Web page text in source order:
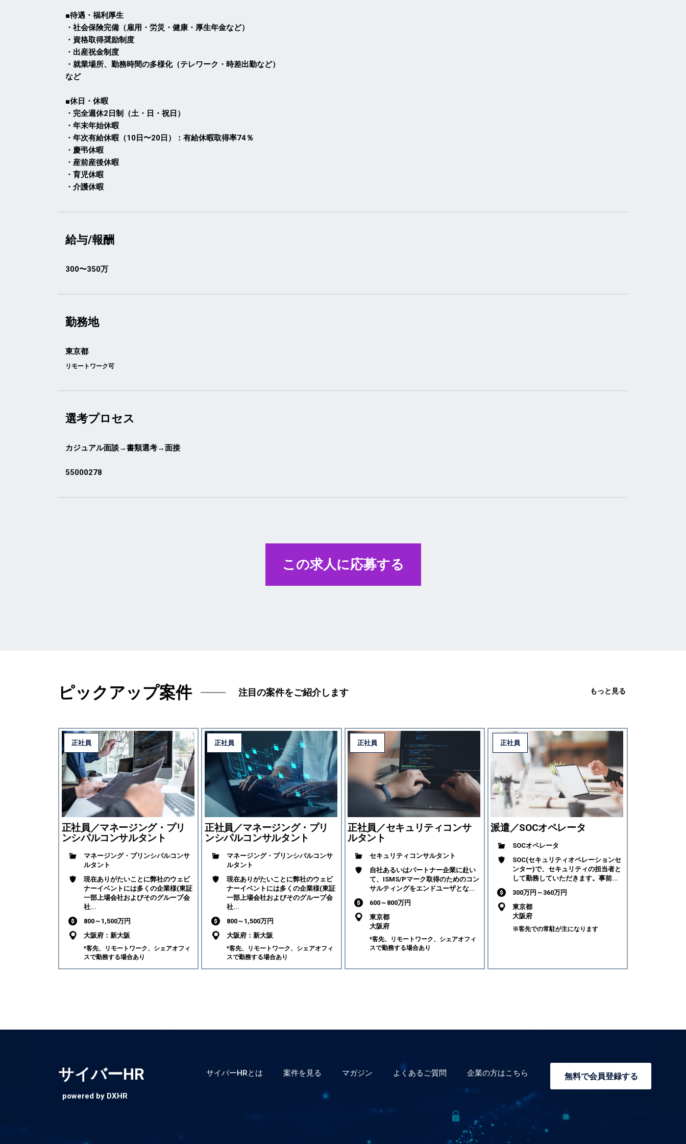
■待遇・福利厚生
・社会保険完備（雇用・労災・健康・厚生年金など）
・資格取得奨励制度
・出産祝金制度
・就業場所、勤務時間の多様化（テレワーク・時差出勤など）
など
■休日・休暇
・完全週休2日制（土・日・祝日）
・年末年始休暇
・年次有給休暇（10日〜20日）：有給休暇取得率74％
・慶弔休暇
・産前産後休暇
・育児休暇
・介護休暇
給与/報酬
300〜350万
勤務地
東京都
リモートワーク可
選考プロセス
カジュアル面談→書類選考→面接
55000278
この求人に応募する
もっと見る
ピックアップ案件 注目の案件をご紹介します
正社員／マネージング・プリ
ンシパルコンサルタント
正社員
マネージング・プリンシパルコンサ
ルタント
現在ありがたいことに弊社のウェビ
ナーイベントには多くの企業様(東証
一部上場会社およびそのグループ会
社...
800～1,500万円
大阪府：新大阪
*客先、リモートワーク、シェアオフィ
スで勤務する場合あり
正社員／マネージング・プリ
ンシパルコンサルタント
正社員
マネージング・プリンシパルコンサ
ルタント
現在ありがたいことに弊社のウェビ
ナーイベントには多くの企業様(東証
一部上場会社およびそのグループ会
社...
800～1,500万円
大阪府：新大阪
*客先、リモートワーク、シェアオフィ
スで勤務する場合あり
正社員／セキュリティコンサ
ルタント
正社員
セキュリティコンサルタント
自社あるいはパートナー企業に赴い
て、ISMS/Pマーク取得のためのコン
サルティングをエンドユーザとな...
600～800万円
東京都
大阪府
*客先、リモートワーク、シェアオフィ
スで勤務する場合あり
派遣／SOCオペレータ
正社員
SOCオペレータ
SOC(セキュリティオペレーションセ
ンター)で、セキュリティの担当者と
して勤務していただきます。事前...
300万円～360万円
東京都
大阪府
※客先での常駐が主になります
サイバーHR
powered by DXHR
サイバーHRとは 案件を見る マガジン よくあるご質問 企業の方はこちら 無料で会員登録する